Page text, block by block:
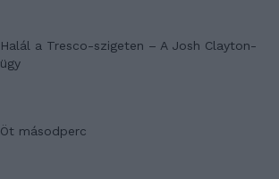
Halál a Tresco-szigeten – A Josh Clayton-
ügy
Öt másodperc